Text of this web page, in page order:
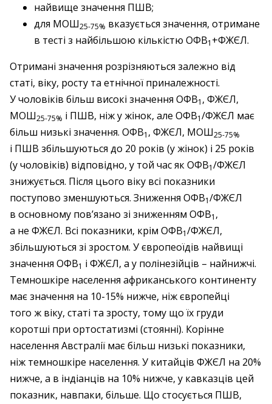
найвище значення ПШВ;
для МОШ25-75% вказується значення, отримане
в тесті з найбільшою кількістю ОФВ1 +ФЖЄЛ.
Отримані значення розрізняються залежно від
статі, віку, росту та етнічної приналежності.
У чоловіків більш високі значення ОФВ1 , ФЖЄЛ,
МОШ25-75% і ПШВ, ніж у жінок, але ОФВ1/ФЖЄЛ має
більш низькі значення. ОФВ1 , ФЖЄЛ, МОШ25-75%
і ПШВ збільшуються до 20 років (у жінок) і 25 років
(у чоловіків) відповідно, у той час як ОФВ1/ФЖЄЛ
знижується. Після цього віку всі показники
поступово зменшуються. Зниження ОФВ1/ФЖЄЛ
в основному пов’язано зі зниженням ОФВ1 ,
а не ФЖЄЛ. Всі показники, крім ОФВ1/ФЖЄЛ,
збільшуються зі зростом. У європеоїдів найвищі
значення ОФВ1 і ФЖЄЛ, а у полінезійців – найнижчі.
Темношкіре населення африканського континенту
має значення на 10-15% нижче, ніж європейці
того ж віку, статі та зросту, тому що їх груди
коротші при ортостатизмі (стоянні). Корінне
населення Австралії має більш низькі показники,
ніж темношкіре населення. У китайців ФЖЄЛ на 20%
нижче, а в індіанців на 10% нижче, у кавказців цей
показник, навпаки, більше. Що стосується ПШВ,